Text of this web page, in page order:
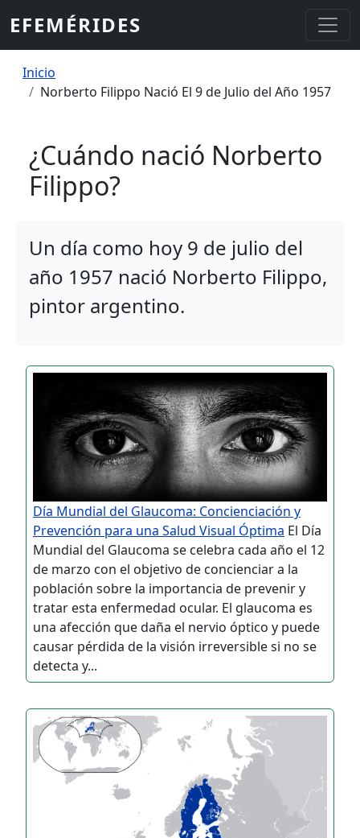
EFEMÉRIDES
Sobrescribir enlaces de ayuda a la
Inicio
Norberto Filippo Nació El 9 de Julio del Año 1957
¿Cuándo nació Norberto
Filippo?
Un día como hoy 9 de julio del
año 1957 nació Norberto Filippo,
pintor argentino.
Día Mundial del Glaucoma: Concienciación y
Prevención para una Salud Visual Óptima El Día
Mundial del Glaucoma se celebra cada año el 12
de marzo con el objetivo de concienciar a la
población sobre la importancia de prevenir y
tratar esta enfermedad ocular. El glaucoma es
una afección que daña el nervio óptico y puede
causar pérdida de la visión irreversible si no se
detecta y...